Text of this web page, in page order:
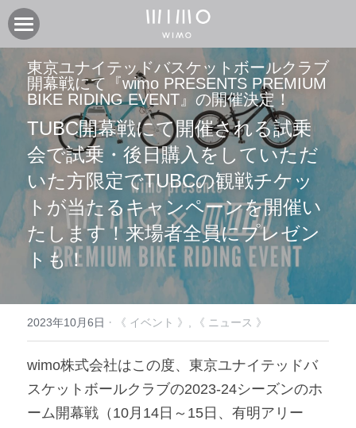
電動アシスト自転車COOZY
電動アシスト自転車COOZY Light
電動クロスバイク URBAN BELT 650
子供自転車wimo kids
外商・卸
オンラインストア
実店舗
CASA WIMO | wimo ショールーム
BASE WIMO | wimo ショールーム
取扱い販売店
取扱い店募集 | 法人問い合わせ
ニュース
お知らせ
ブログ
サポート
採用情報
企業情報
アンバサダー募集
検索
東京ユナイテッドバスケットボールクラブ
開幕戦にて『wimo PRESENTS PREMIUM
BIKE RIDING EVENT』の開催決定！
TUBC開幕戦にて開催される試乗
会で試乗・後日購入をしていただ
いた方限定でTUBCの観戦チケッ
トが当たるキャンペーンを開催い
たします！来場者全員にプレゼン
トも！
2023年10月6日 · 《 イベント 》, 《 ニュース 》
wimo株式会社はこの度、東京ユナイテッドバ
スケットボールクラブの2023-24シーズンのホ
ーム開幕戦（10月14日～15日、有明アリー